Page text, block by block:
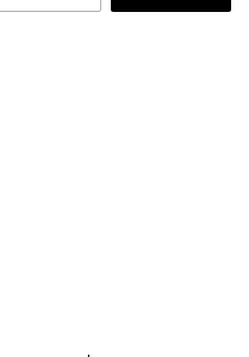
de
que hacen de
papel en el
sobre todo a
en la materia o
de su autora
diseñados a
es nuestro
potencial y
Al sacar el